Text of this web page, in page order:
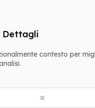
Dettagli
contesto per
»